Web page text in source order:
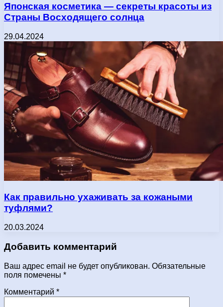
Японская косметика — секреты красоты из
Страны Восходящего солнца
29.04.2024
Как правильно ухаживать за кожаными
туфлями?
20.03.2024
Добавить комментарий
Ваш адрес email не будет опубликован. Обязательные
поля помечены *
Комментарий *